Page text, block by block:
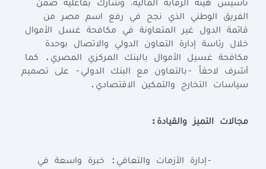
تأسيس
هيئة الرقابة المالية، وشارك بفاعلية
ضمن
الفريق
الوطني الذي نجح في رفع اسم مصر
من
قائمة
الدول غير المتعاونة في مكافحة غسل
الأموال
خلال
رئاسة إدارة التعاون الدولي والاتصال
بوحدة
مكافحة
غسيل الأموال بالبنك المركزي المصري .
كما
أشرف
لاحقاً -بالتعاون مع البنك الدولي - على
تصميم
سياسات
التخارج والتمكين الاقتصادي .
مجالات التميز والقيادة :
-إدارة الأزمات والتعافي : خبرة واسعة في